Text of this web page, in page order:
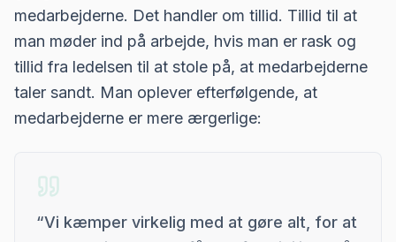
medarbejderne. Det handler om tillid. Tillid til at
man møder ind på arbejde, hvis man er rask og
tillid fra ledelsen til at stole på, at medarbejderne
taler sandt. Man oplever efterfølgende, at
medarbejderne er mere ærgerlige:
“Vi kæmper virkelig med at gøre alt, for at